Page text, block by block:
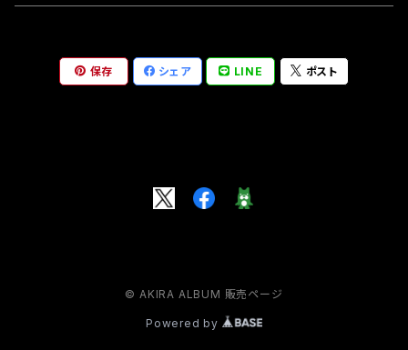
保存 シェア LINE ポスト
© AKIRA ALBUM 販売ページ
Powered by